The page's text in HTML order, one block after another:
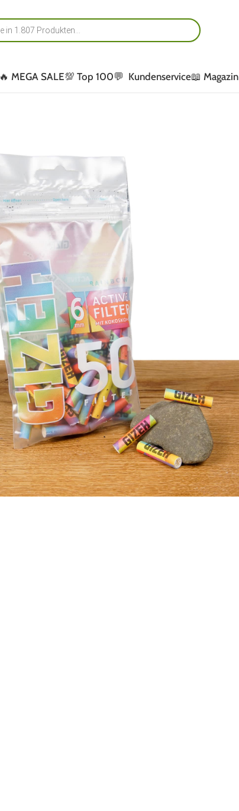
🔥 MEGA SALE💯 Top 100💬 Kundenservice📖 Magazin